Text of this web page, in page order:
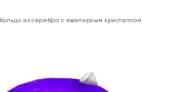
Кольцо из серебра с ювелирным кристаллом